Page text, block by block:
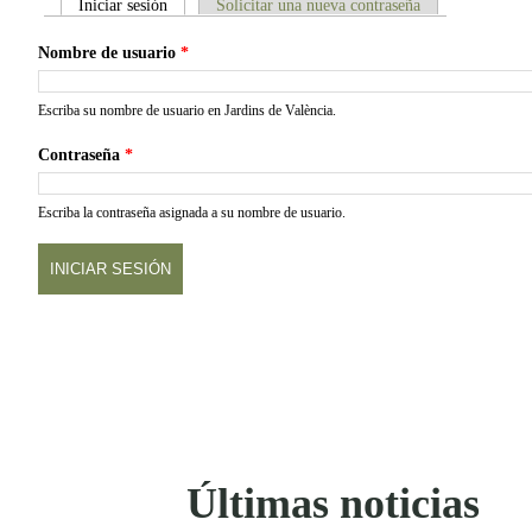
Solapas principales
Iniciar sesión (solapa activa)
Solicitar una nueva contraseña
Nombre de usuario *
Escriba su nombre de usuario en Jardins de València.
Contraseña *
Escriba la contraseña asignada a su nombre de usuario.
Últimas noticias